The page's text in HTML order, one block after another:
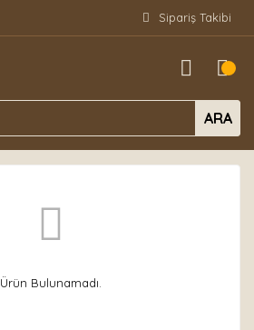
Sipariş Takibi
ARA
Ürün Bulunamadı.